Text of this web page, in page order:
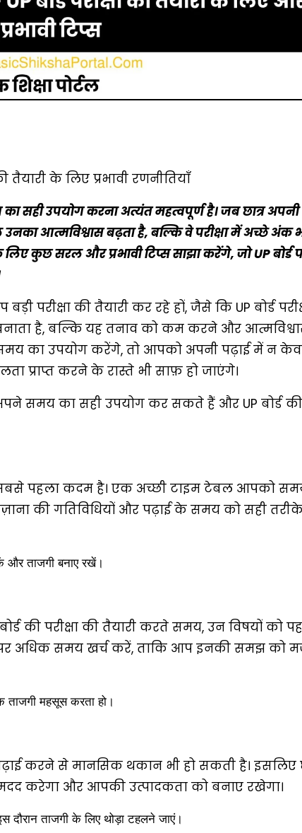
के लिए प्रभावी रणनीतियाँ
सही उपयोग करना अत्यंत महत्वपूर्ण है। जब छात्र
आत्मविश्वास बढ़ता है, बल्कि वे परीक्षा में अच्छे अंक भी
सरल और प्रभावी टिप्स साझा करेंगे, जो UP बोर्ड
की तैयारी कर रहे हों, जैसे कि UP बोर्ड
है, बल्कि यह तनाव को कम करने और
का उपयोग करेंगे, तो आपको अपनी पढ़ाई में न
प्राप्त करने के रास्ते भी साफ़ हो जाएंगे।
समय का सही उपयोग कर सकते हैं और UP बोर्ड की
सबसे पहला कदम है। एक अच्छी टाइम टेबल आपको
की गतिविधियों और पढ़ाई के समय को सही
ताजगी बनाए रखें।
की परीक्षा की तैयारी करते समय, उन विषयों को
पर अधिक समय खर्च करें, ताकि आप इनकी समझ को
महसूस करता हो।
करने से मानसिक थकान भी हो सकती है। इसलिए
करेगा और आपकी उत्पादकता को बनाए रखेगा।
ताजगी के लिए थोड़ा टहलने जाएं।